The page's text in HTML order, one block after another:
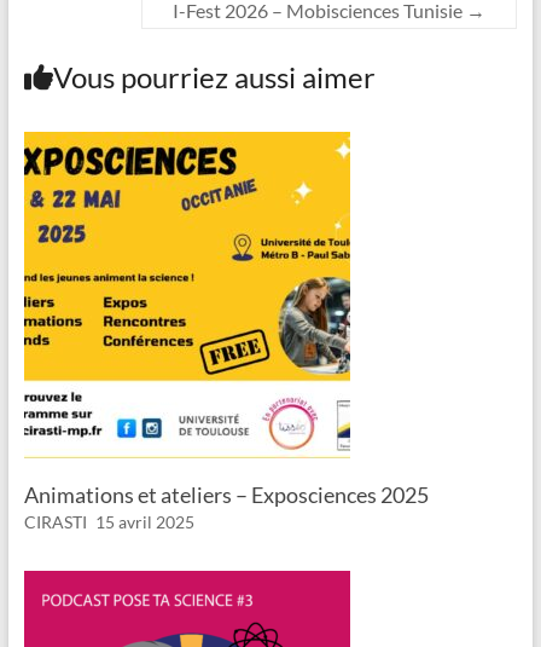
I-Fest 2026 – Mobisciences Tunisie →
Vous pourriez aussi aimer
Animations et ateliers – Exposciences 2025
CIRASTI 15 avril 2025